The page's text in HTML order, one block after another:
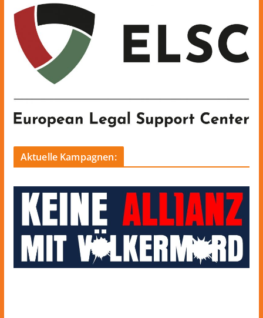
Aktuelle Kampagnen: